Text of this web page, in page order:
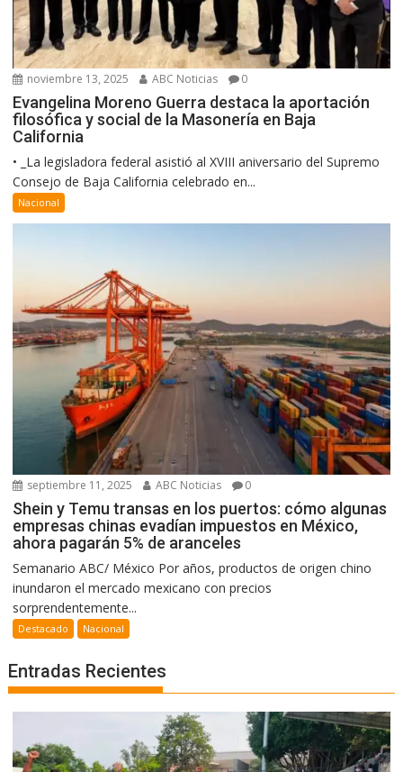
noviembre 13, 2025 ABC Noticias 0
Evangelina Moreno Guerra destaca la aportación
filosófica y social de la Masonería en Baja
California
• _La legisladora federal asistió al XVIII aniversario del Supremo
Consejo de Baja California celebrado en...
Nacional
septiembre 11, 2025 ABC Noticias 0
Shein y Temu transas en los puertos: cómo algunas
empresas chinas evadían impuestos en México,
ahora pagarán 5% de aranceles
Semanario ABC/ México Por años, productos de origen chino
inundaron el mercado mexicano con precios
sorprendentemente...
Destacado Nacional
Entradas Recientes